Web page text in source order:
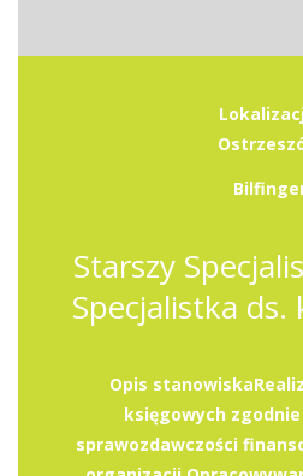
Starszy
Specjalistka ds.
Opis
księgowych
sprawozdawczości